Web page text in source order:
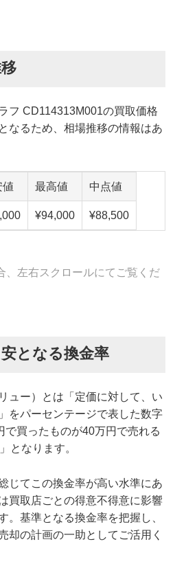
フ CD114313M001の買取価格
なるため、相場推移の情報はあ
値 最高値 中点値
¥94,000 ¥88,500
、左右スクロールにてご覧くだ
となる換金率
ュー）とは「定価に対して、い
をパーセンテージで表した数字
で買ったものが40万円で売れる
となります。
じてこの換金率が高い水準にあ
買取店ごとの得意不得意に影響
。基準となる換金率を把握し、
却の計画の一助としてご活用く